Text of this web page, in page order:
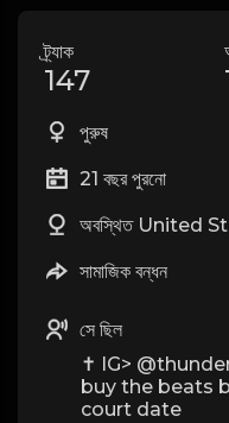
ট্র্যাক
147
পুরুষ
21 বছর পুরনো
অবস্থিত United
সামাজিক বন্ধন
সে ছিল
✝ IG>
buy the beats
court date